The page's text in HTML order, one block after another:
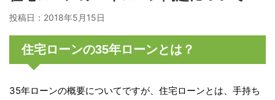
投稿日： 2018年5月15日
住宅ローンの35年ローンとは？
35年ローンの概要についてですが、住宅ローンとは、手持ち